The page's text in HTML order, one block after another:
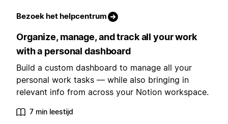
Bezoek het helpcentrum
Organize, manage, and track all your work
with a personal dashboard
Build a custom dashboard to manage all your
personal work tasks — while also bringing in
relevant info from across your Notion workspace.
7 min leestijd